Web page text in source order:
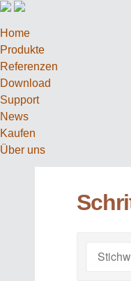
Home
Produkte
Referenzen
Download
Support
News
Kaufen
Über uns